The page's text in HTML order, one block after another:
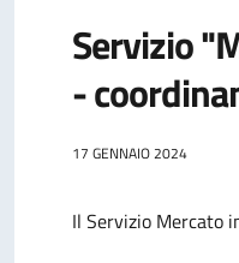
Servizio
-
17 GENNAIO 2024
Il Servizio Mercato